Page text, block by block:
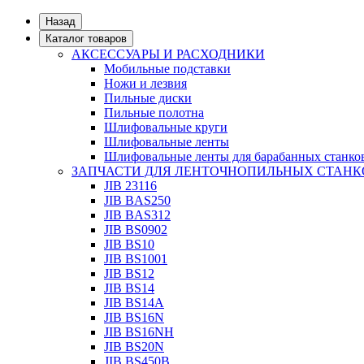
Назад
Каталог товаров
АКСЕССУАРЫ И РАСХОДНИКИ
Мобильные подставки
Ножи и лезвия
Пильные диски
Пильные полотна
Шлифовальные круги
Шлифовальные ленты
Шлифовальные ленты для барабанных
ЗАПЧАСТИ ДЛЯ ЛЕНТОЧНОПИЛЬНЫХ
JIB 23116
JIB BAS250
JIB BAS312
JIB BS0902
JIB BS10
JIB BS1001
JIB BS12
JIB BS14
JIB BS14А
JIB BS16N
JIB BS16NH
JIB BS20N
JIB BS450B